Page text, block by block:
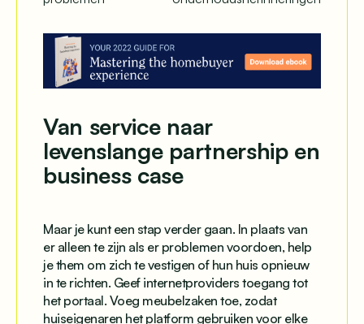
Van service naar
levenslange partnership en
business case
Maar je kunt een stap verder gaan. In plaats van
er alleen te zijn als er problemen voordoen, help
je them om zich te vestigen of hun huis opnieuw
in te richten. Geef internetproviders toegang tot
het portaal. Voeg meubelzaken toe, zodat
huiseigenaren het platform gebruiken voor elke